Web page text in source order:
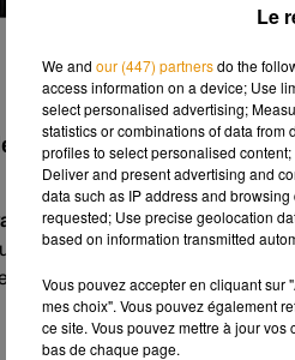
musical
de la région Centre-Val
en Centre-Val de Loire est de
end prolongé qui se profile,
Loir) ont pris des arrêtées.
Le
We and our (447) partnersdo the
access information on a device; Use
select personalised advertising;
statistics or combinations of data
profiles to select personalised
Deliver and present advertising and
data such as IP address and
requested; Use precise geolocation
based on information transmitted
Vous pouvez accepter en cliquant sur
mes choix". Vous pouvez également
ce site. Vous pouvez mettre à jour
bas de chaque page.